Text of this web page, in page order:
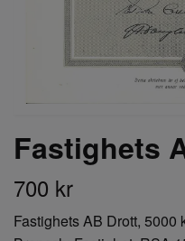
Fastighets
700 kr
Fastighets AB Drott, 5000